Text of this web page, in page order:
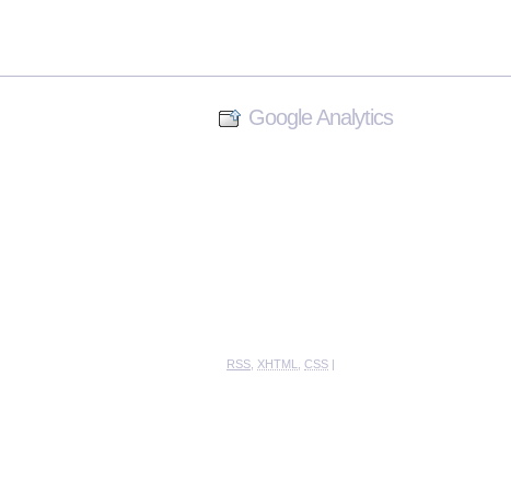
Google Analytics
RSS XHTML CSS